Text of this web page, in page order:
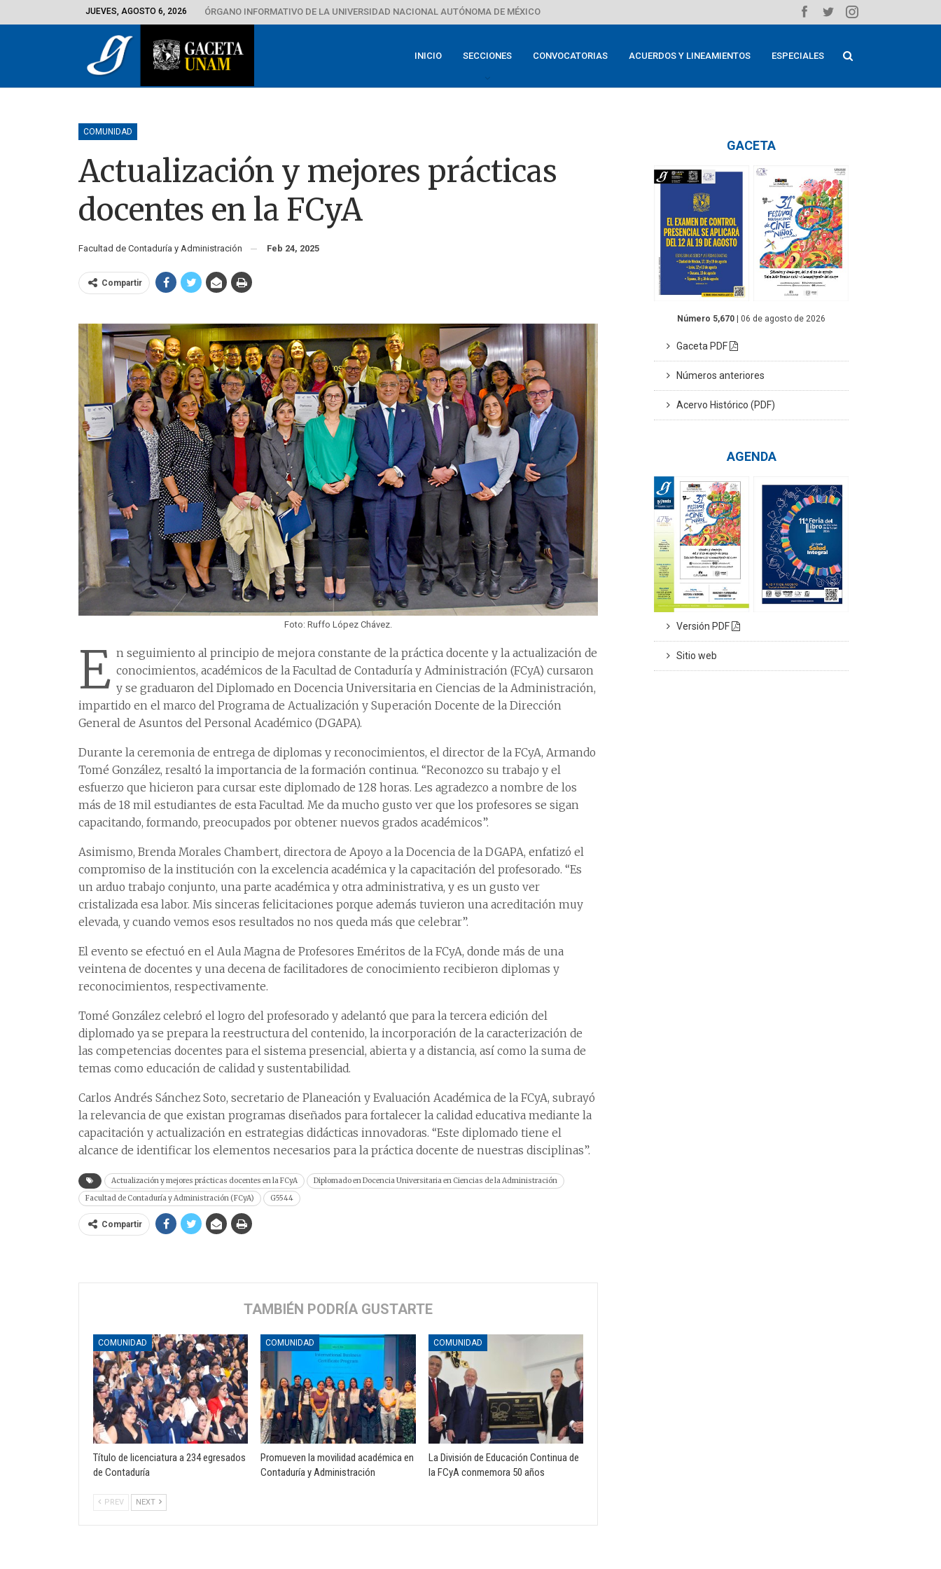
JUEVES, AGOSTO 6, 2026 ÓRGANO INFORMATIVO DE LA UNIVERSIDAD NACIONAL AUTÓNOMA DE MÉXICO
INICIO SECCIONES CONVOCATORIAS ACUERDOS Y LINEAMIENTOS ESPECIALES
COMUNIDAD
Actualización y mejores prácticas
docentes en la FCyA
Facultad de Contaduría y Administración Feb 24, 2025
Compartir
Foto: Ruffo López Chávez.
E n seguimiento al principio de mejora constante de la práctica docente y la actualización de
conocimientos, académicos de la Facultad de Contaduría y Administración (FCyA) cursaron
y se graduaron del Diplomado en Docencia Universitaria en Ciencias de la Administración,
impartido en el marco del Programa de Actualización y Superación Docente de la Dirección
General de Asuntos del Personal Académico (DGAPA).
Durante la ceremonia de entrega de diplomas y reconocimientos, el director de la FCyA, Armando
Tomé González, resaltó la importancia de la formación continua. “Reconozco su trabajo y el
esfuerzo que hicieron para cursar este diplomado de 128 horas. Les agradezco a nombre de los
más de 18 mil estudiantes de esta Facultad. Me da mucho gusto ver que los profesores se sigan
capacitando, formando, preocupados por obtener nuevos grados académicos”.
Asimismo, Brenda Morales Chambert, directora de Apoyo a la Docencia de la DGAPA, enfatizó el
compromiso de la institución con la excelencia académica y la capacitación del profesorado. “Es
un arduo trabajo conjunto, una parte académica y otra administrativa, y es un gusto ver
cristalizada esa labor. Mis sinceras felicitaciones porque además tuvieron una acreditación muy
elevada, y cuando vemos esos resultados no nos queda más que celebrar”.
El evento se efectuó en el Aula Magna de Profesores Eméritos de la FCyA, donde más de una
veintena de docentes y una decena de facilitadores de conocimiento recibieron diplomas y
reconocimientos, respectivamente.
Tomé González celebró el logro del profesorado y adelantó que para la tercera edición del
diplomado ya se prepara la reestructura del contenido, la incorporación de la caracterización de
las competencias docentes para el sistema presencial, abierta y a distancia, así como la suma de
temas como educación de calidad y sustentabilidad.
Carlos Andrés Sánchez Soto, secretario de Planeación y Evaluación Académica de la FCyA, subrayó
la relevancia de que existan programas diseñados para fortalecer la calidad educativa mediante la
capacitación y actualización en estrategias didácticas innovadoras. “Este diplomado tiene el
alcance de identificar los elementos necesarios para la práctica docente de nuestras disciplinas”.
Actualización y mejores prácticas docentes en la FCyA
Diplomado en Docencia Universitaria en Ciencias de la Administración
Facultad de Contaduría y Administración (FCyA)
G5544
Compartir
TAMBIÉN PODRÍA GUSTARTE
COMUNIDAD
Título de licenciatura a 234 egresados
de Contaduría
COMUNIDAD
Promueven la movilidad académica en
Contaduría y Administración
COMUNIDAD
La División de Educación Continua de
la FCyA conmemora 50 años
PREV NEXT
GACETA
Número 5,670 | 06 de agosto de 2026
Gaceta PDF
Números anteriores
Acervo Histórico (PDF)
AGENDA
Versión PDF
Sitio web